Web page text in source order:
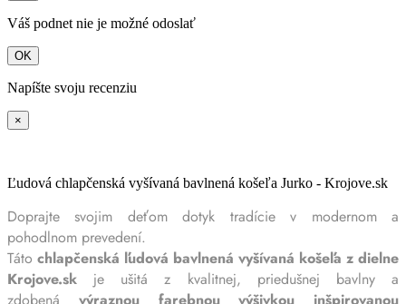
Váš podnet nie je možné odoslať
OK
Napíšte svoju recenziu
×
Ľudová chlapčenská vyšívaná bavlnená košeľa Jurko - Krojove.sk
Doprajte svojim deťom dotyk tradície v modernom a
pohodlnom prevedení.
Táto chlapčenská ľudová bavlnená vyšívaná košeľa z dielne
Krojove.sk je ušitá z kvalitnej, priedušnej bavlny a